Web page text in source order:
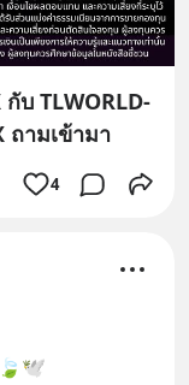
บ TLWORLD-
ามเข้ามา
4
🍃🕊